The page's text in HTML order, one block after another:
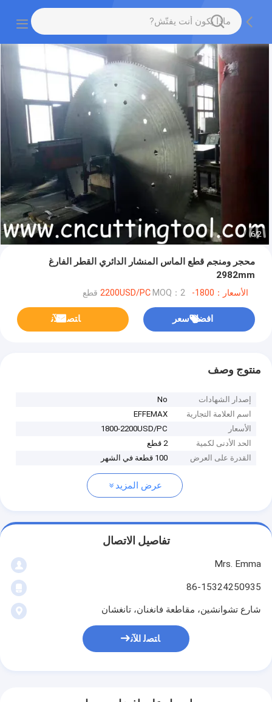
2
/
6
محجر ومنجم قطع الماس المنشار الدائري القطر الفارغ
2982mm
الأسعار：1800-2200USD/PC MOQ：2 قطع
افضل سعر ﺎﺘﺼﻟ ﺍﻶﻧ
منتوج وصف
إصدار الشهادات
No
اسم العلامة التجارية
EFFEMAX
الأسعار
1800-2200USD/PC
الحد الأدنى لكمية
2 قطع
القدرة على العرض
100 قطعة في الشهر
عرض المزيد
تفاصيل الاتصال
Mrs. Emma
86-15324250935
شارع تشوانشين، مقاطعة فانغنان، تانغشان
ﺎﺘﺼﻟ ﺍﻶﻧ